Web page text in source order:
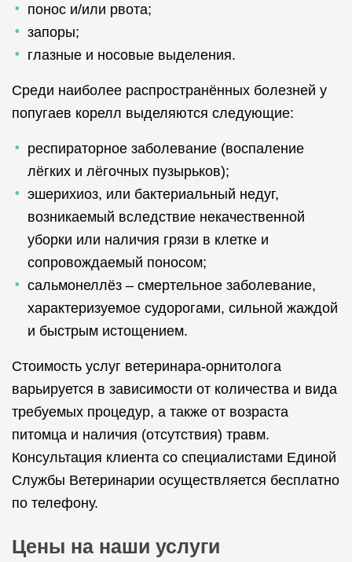
понос и/или рвота;
запоры;
глазные и носовые выделения.
Среди наиболее распространённых болезней у
попугаев корелл выделяются следующие:
респираторное заболевание (воспаление
лёгких и лёгочных пузырьков);
эшерихиоз, или бактериальный недуг,
возникаемый вследствие некачественной
уборки или наличия грязи в клетке и
сопровождаемый поносом;
сальмонеллёз – смертельное заболевание,
характеризуемое судорогами, сильной жаждой
и быстрым истощением.
Стоимость услуг ветеринара-орнитолога
варьируется в зависимости от количества и вида
требуемых процедур, а также от возраста
питомца и наличия (отсутствия) травм.
Консультация клиента со специалистами Единой
Службы Ветеринарии осуществляется бесплатно
по телефону.
Цены на наши услуги